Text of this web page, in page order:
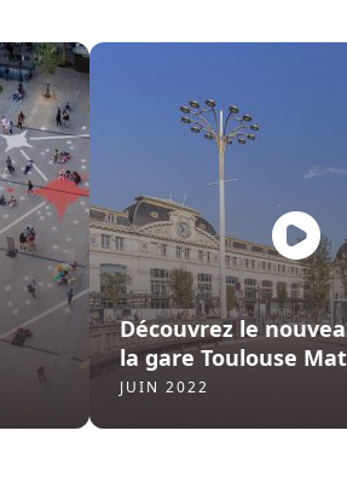
Découvrez le
la gare Toulouse
JUIN 2022